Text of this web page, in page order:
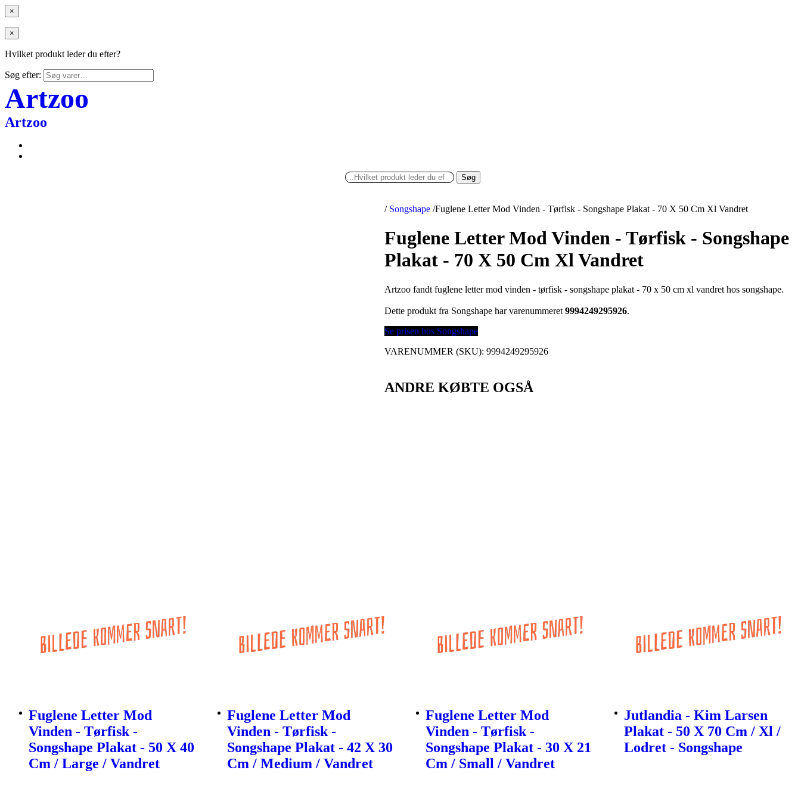
×
×
Hvilket produkt leder du efter?
Søg efter:
Artzoo
Artzoo
Søg
/ Songshape /Fuglene Letter Mod Vinden - Tørfisk - Songshape Plakat - 70 X 50 Cm Xl Vandret
Fuglene Letter Mod Vinden - Tørfisk - Songshape
Plakat - 70 X 50 Cm Xl Vandret
Artzoo fandt fuglene letter mod vinden - tørfisk - songshape plakat - 70 x 50 cm xl vandret hos songshape.
Dette produkt fra Songshape har varenummeret9994249295926.
Se prisen hos Songshape
VARENUMMER (SKU):9994249295926
ANDRE KØBTE OGSÅ
Fuglene Letter Mod
Vinden - Tørfisk -
Songshape Plakat - 50 X 40
Cm / Large / Vandret
Fuglene Letter Mod
Vinden - Tørfisk -
Songshape Plakat - 42 X 30
Cm / Medium / Vandret
Fuglene Letter Mod
Vinden - Tørfisk -
Songshape Plakat - 30 X 21
Cm / Small / Vandret
Jutlandia - Kim Larsen
Plakat - 50 X 70 Cm / Xl /
Lodret - Songshape